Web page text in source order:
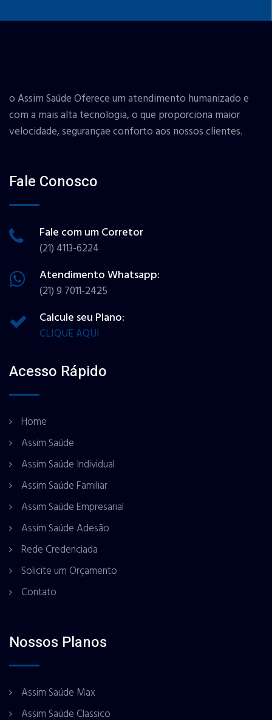
o Assim Saúde Oferece um atendimento humanizado e
com a mais alta tecnologia, o que proporciona maior
velocidade, segurançae conforto aos nossos clientes.
Fale Conosco
Fale com um Corretor
(21) 4113-6224
Atendimento Whatsapp:
(21) 9 7011-2425
Calcule seu Plano:
CLIQUE AQUI
Acesso Rápido
Home
Assim Saúde
Assim Saúde Individual
Assim Saúde Familiar
Assim Saúde Empresarial
Assim Saúde Adesão
Rede Credenciada
Solicite um Orçamento
Contato
Nossos Planos
Assim Saúde Max
Assim Saúde Classico